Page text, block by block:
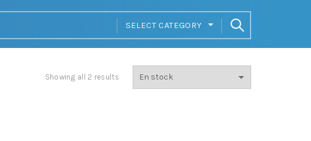
SELECT CATEGORY
Showing all 2 results